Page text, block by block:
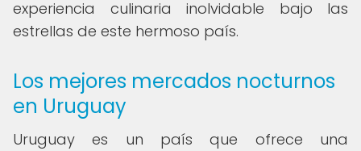
experiencia culinaria inolvidable bajo las
estrellas de este hermoso país.
Los mejores mercados nocturnos
en Uruguay
Uruguay es un país que ofrece una